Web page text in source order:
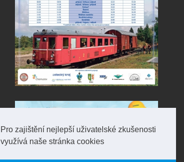
Pro zajištění nejlepší uživatelské zkušenosti
využívá naše stránka cookies